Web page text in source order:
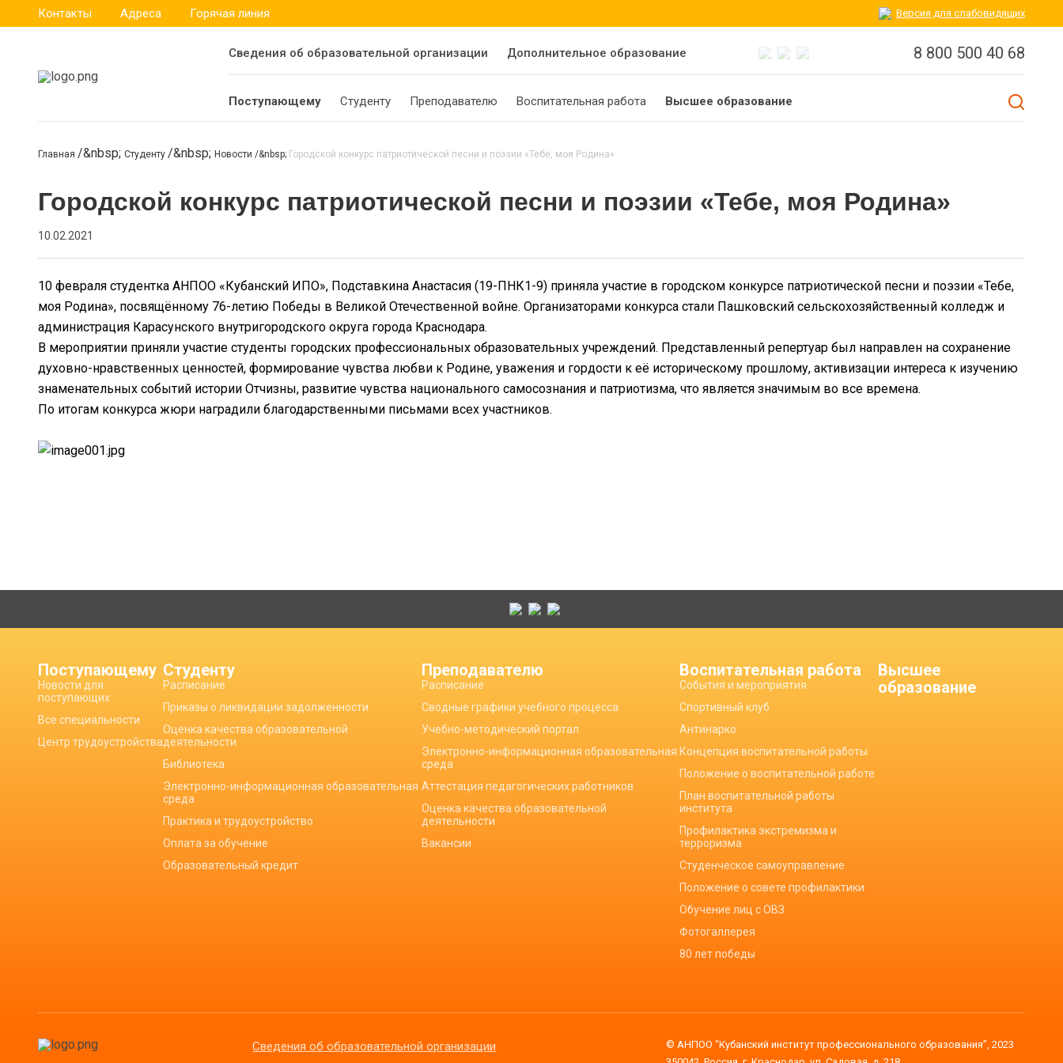
Контакты Адреса Горячая линия Версия для слабовидящих
Сведения об образовательной организации Дополнительное образование 8 800 500 40 68
Поступающему Студенту Преподавателю Воспитательная работа Высшее образование
Главная Студенту Новости Городской конкурс патриотической песни и поэзии «Тебе, моя Родина»
Городской конкурс патриотической песни и поэзии «Тебе, моя Родина»
10.02.2021
10 февраля студентка АНПОО «Кубанский ИПО», Подставкина Анастасия (19-ПНК1-9) приняла участие в городском конкурсе патриотической песни и поэзии «Тебе,
моя Родина», посвящённому 76-летию Победы в Великой Отечественной войне. Организаторами конкурса стали Пашковский сельскохозяйственный колледж и
администрация Карасунского внутригородского округа города Краснодара.
В мероприятии приняли участие студенты городских профессиональных образовательных учреждений. Представленный репертуар был направлен на сохранение
духовно-нравственных ценностей, формирование чувства любви к Родине, уважения и гордости к её историческому прошлому, активизации интереса к изучению
знаменательных событий истории Отчизны, развитие чувства национального самосознания и патриотизма, что является значимым во все времена.
По итогам конкурса жюри наградили благодарственными письмами всех участников.
Поступающему
Новости для
поступающих
Все специальности
Центр трудоустройства
Студенту
Расписание
Приказы о ликвидации задолженности
Оценка качества образовательной
деятельности
Библиотека
Электронно-информационная образовательная
среда
Практика и трудоустройство
Оплата за обучение
Образовательный кредит
Преподавателю
Расписание
Сводные графики учебного процесса
Учебно-методический портал
Электронно-информационная образовательная
среда
Аттестация педагогических работников
Оценка качества образовательной
деятельности
Вакансии
Воспитательная работа
События и мероприятия
Спортивный клуб
Антинарко
Концепция воспитательной работы
Положение о воспитательной работе
План воспитательной работы
института
Профилактика экстремизма и
терроризма
Студенческое самоуправление
Положение о совете профилактики
Обучение лиц с ОВЗ
Фотогаллерея
80 лет победы
Высшее
образование
Сведения об образовательной организации
© АНПОО “Кубанский институт профессионального образования”, 2023